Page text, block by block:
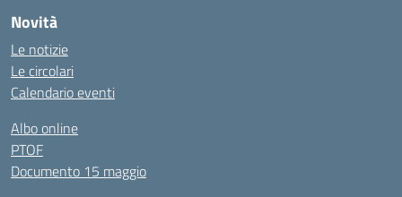
Novità
Le notizie
Le circolari
Calendario eventi
Albo online
PTOF
Documento 15 maggio